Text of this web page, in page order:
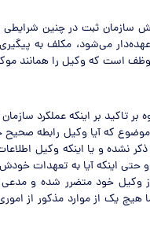
نقش سازمان ثبت در چنین
عهده‌دار می‌شود، مکلف به
است که وکیل را همانند
بر تاکید بر اینکه عملکرد
که آیا وکیل رابطه صحیح
نشده و یا اینکه وکیل
حتی اینکه آیا به تعهدات
از وکیل خود متضرر شده و
یک از موارد مذکور از